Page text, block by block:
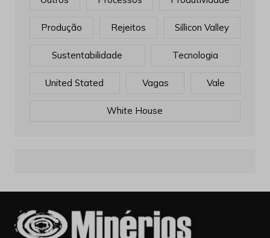
Produção Rejeitos Sillicon Valley
Sustentabilidade Tecnologia
United Stated Vagas Vale
White House